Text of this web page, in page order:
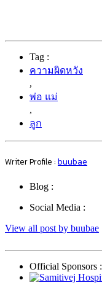
Tag :
ความผิดหวัง
,
พ่อ แม่
,
ลูก
Writer Profile : buubae
Blog :
Social Media :
View all post by buubae
Official Sponsors :